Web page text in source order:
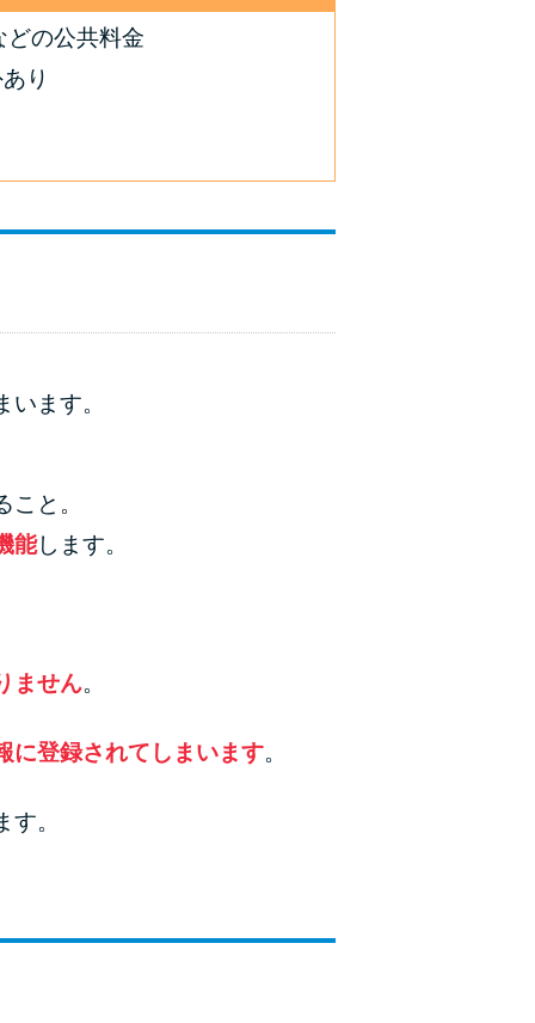
どの公共料金
り
ます。
と。
能します。
ません。
に登録されてしまいます。
。